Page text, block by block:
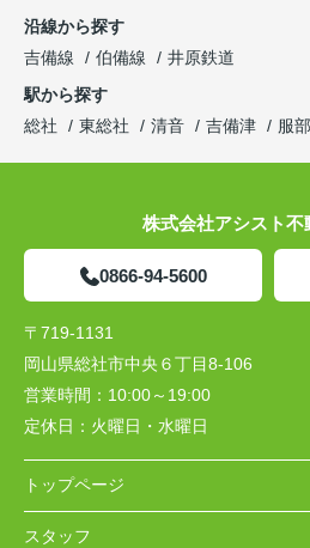
沿線から探す
吉備線
伯備線
井原鉄道
駅から探す
総社
東総社 清音 吉備津 服部
株式会社アシスト不
0866-94-5600
〒719-1131
岡山県総社市中央６丁目8-106
営業時間： 10:00～19:00
定休日： 火曜日・水曜日
トップページ
スタッフ